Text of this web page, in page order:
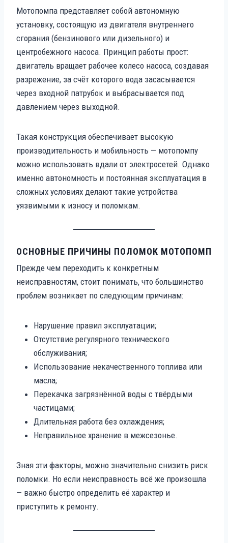
Мотопомпа представляет собой автономную
установку, состоящую из двигателя внутреннего
сгорания (бензинового или дизельного) и
центробежного насоса. Принцип работы прост:
двигатель вращает рабочее колесо насоса, создавая
разрежение, за счёт которого вода засасывается
через входной патрубок и выбрасывается под
давлением через выходной.
Такая конструкция обеспечивает высокую
производительность и мобильность — мотопомпу
можно использовать вдали от электросетей. Однако
именно автономность и постоянная эксплуатация в
сложных условиях делают такие устройства
уязвимыми к износу и поломкам.
ОСНОВНЫЕ ПРИЧИНЫ ПОЛОМОК МОТОПОМП
Прежде чем переходить к конкретным
неисправностям, стоит понимать, что большинство
проблем возникает по следующим причинам:
Нарушение правил эксплуатации;
Отсутствие регулярного технического
обслуживания;
Использование некачественного топлива или
масла;
Перекачка загрязнённой воды с твёрдыми
частицами;
Длительная работа без охлаждения;
Неправильное хранение в межсезонье.
Зная эти факторы, можно значительно снизить риск
поломки. Но если неисправность всё же произошла
— важно быстро определить её характер и
приступить к ремонту.